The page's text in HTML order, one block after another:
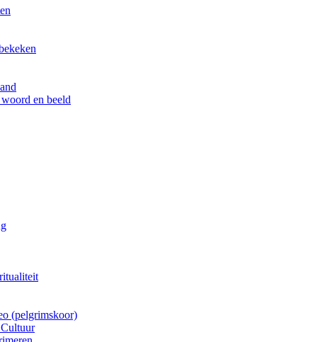
en beeld
(pelgrimskoor)